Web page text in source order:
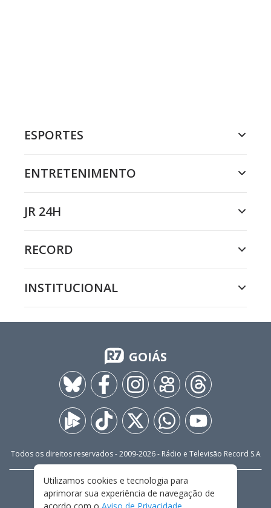
ESPORTES
ENTRETENIMENTO
JR 24H
RECORD
INSTITUCIONAL
GOIÁS
Todos os direitos reservados - 2009-2026- Rádio e Televisão Record S.A
FALE CONOSCO
PRIVACIDADE
TERMOS E CONDIÇÕES DE USO
Utilizamos cookies e tecnologia para
aprimorar sua experiência de navegação de